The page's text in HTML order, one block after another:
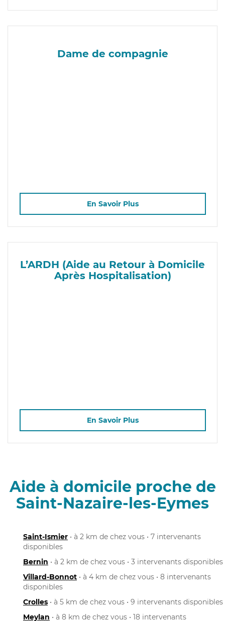
Dame de compagnie
En Savoir Plus
L’ARDH (Aide au Retour à Domicile
Après Hospitalisation)
En Savoir Plus
Aide à domicile proche de
Saint-Nazaire-les-Eymes
Saint-Ismier • à 2 km de chez vous • 7 intervenants
disponibles
Bernin • à 2 km de chez vous • 3 intervenants disponibles
Villard-Bonnot • à 4 km de chez vous • 8 intervenants
disponibles
Crolles • à 5 km de chez vous • 9 intervenants disponibles
Meylan • à 8 km de chez vous • 18 intervenants